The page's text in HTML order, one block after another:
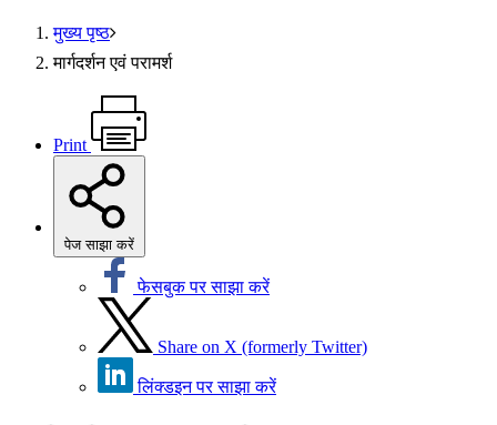
मुख्य पृष्ठ
मार्गदर्शन एवं परामर्श
Print
पेज साझा करें
फेसबुक पर साझा करें
Share on X (formerly Twitter)
लिंक्डइन पर साझा करें